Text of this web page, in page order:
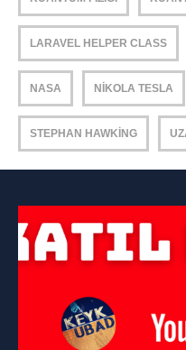
LARAVEL HELPER CLASS
NASA NIKOLA TESLA
STEPHAN HAWKING